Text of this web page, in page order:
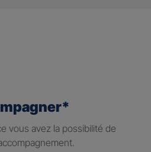
vous avez la possibilité de